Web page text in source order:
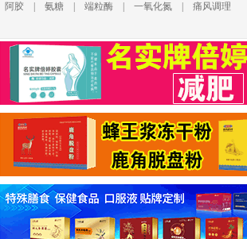
阿胶 氨糖 端粒酶 一氧化氮
痛风调理